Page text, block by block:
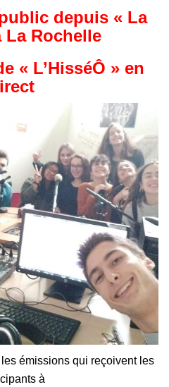
depuis « La
La Rochelle
« L’HisséÔ » en
émissions qui reçoivent les
à